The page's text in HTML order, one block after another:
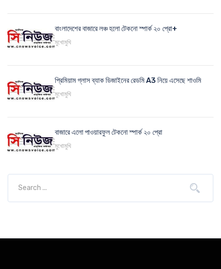
বাংলাদেশের বাজারে লঞ্চ হলো টেকনো স্পার্ক ২০ প্রো+
মুখোমুখি
প্রিমিয়াম গ্লাস ব্যাক ডিজাইনের রেডমি A3 নিয়ে এসেছে শাওমি
মুখোমুখি
বাজারে এলো পাওয়ারফুল টেকনো স্পার্ক ২০ প্রো
মুখোমুখি